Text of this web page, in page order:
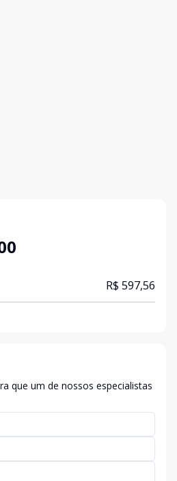
R$ 597,56
que um de nossos especialistas